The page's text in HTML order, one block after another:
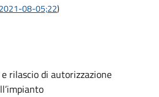
08-05;22)
rilascio di autorizzazione